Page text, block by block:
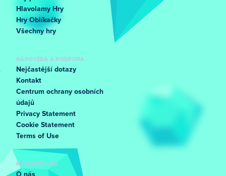
Hlavolamy Hry
Hry Oblíkačky
Všechny hry
NÁPOVĚDA A PODPORA
Nejčastější dotazy
Kontakt
Centrum ochrany osobních
údajů
Privacy Statement
Cookie Statement
Terms of Use
POZNEJTE NÁS
O nás